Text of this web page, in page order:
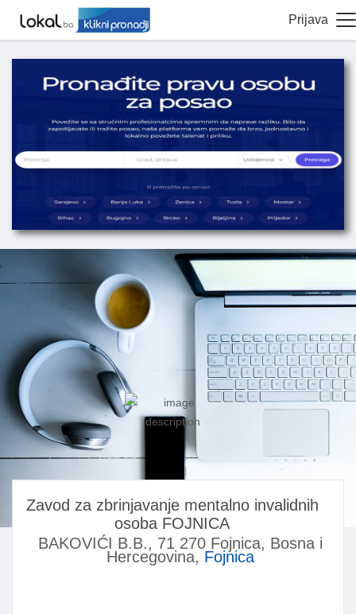
Prijava
Zavod za zbrinjavanje mentalno invalidnih
osoba FOJNICA
BAKOVIĆI B.B., 71 270 Fojnica, Bosna i
Hercegovina, Fojnica